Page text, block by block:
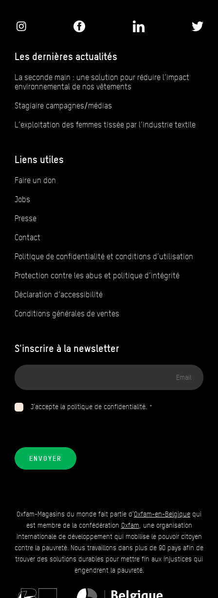
Les dernières actualités
La seconde main : une solution pour réduire l’impact
environnemental de nos vêtements
Stagiaire campagnes/médias
L’exploitation des femmes tissée par l’industrie textile
Liens utiles
Faire un don
Jobs
Presse
Contact
Politique de confidentialité et conditions d’utilisation
Protection contre les abus et politique d’intégrité
Déclaration d’accessibilité
Conditions générales de ventes
S'inscrire à la newsletter
Adresse
email
J’accepte la politique de confidentialité. *
ENVOYER
Oxfam-Magasins du monde fait partie d'Oxfam-en-Belgique qui
est membre de la confédération Oxfam, une organisation
internationale de développement qui mobilise le pouvoir citoyen
contre la pauvreté. Nous travaillons dans plus de 90 pays afin de
trouver des solutions durables pour mettre fin aux injustices qui
engendrent la pauvreté.